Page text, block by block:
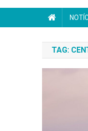
TAG: